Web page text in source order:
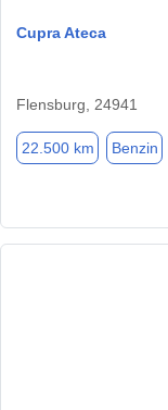
Cupra Ateca
Flensburg, 24941
22.500 km Benzin